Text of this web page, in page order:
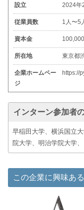
設立 2024年
従業員数 1人〜5
資本金
所在地 東京都
企業ホームペー
ジ
https://
インターン参加者
早稲田大学、横浜国立
院大学、明治学院大学、
この企業に興味あ